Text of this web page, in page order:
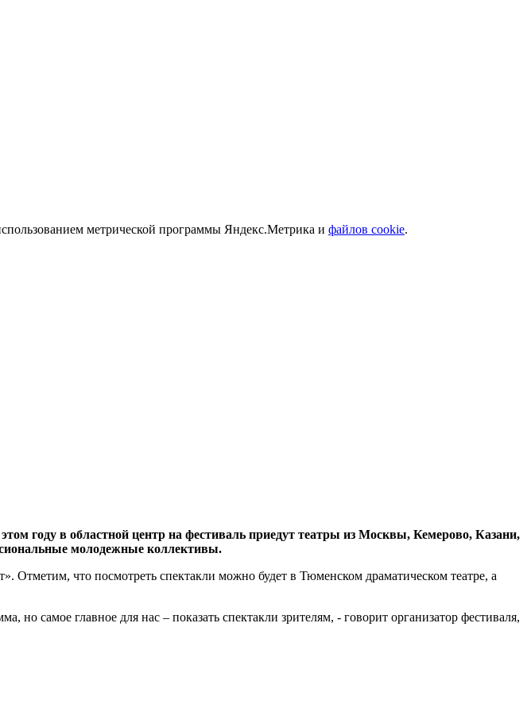
метрической программы Яндекс.Метрика и файлов cookie.
году в областной центр на фестиваль приедут театры из Москвы, Кемерово, Казани,
молодежные коллективы.
что посмотреть спектакли можно будет в Тюменском драматическом театре, а
самое главное для нас – показать спектакли зрителям, - говорит организатор фестиваля,